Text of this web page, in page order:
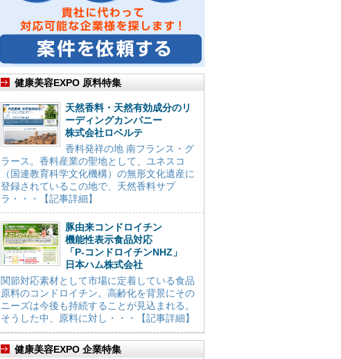
健康美容EXPO 原料特集
天然香料・天然有効成分のリ
ーディングカンパニー
株式会社ロベルテ
香料発祥の地 南フランス・グ
ラース。香料産業の聖地として、ユネスコ
（国連教育科学文化機構）の無形文化遺産に
登録されているこの地で、天然香料サプ
ラ・・・【記事詳細】
豚由来コンドロイチン
機能性表示食品対応
「P-コンドロイチンNHZ」
日本ハム株式会社
関節対応素材として市場に定着している食品
原料のコンドロイチン。高齢化を背景にその
ニーズは今後も持続することが見込まれる。
そうした中、原料に対し・・・【記事詳細】
健康美容EXPO 企業特集